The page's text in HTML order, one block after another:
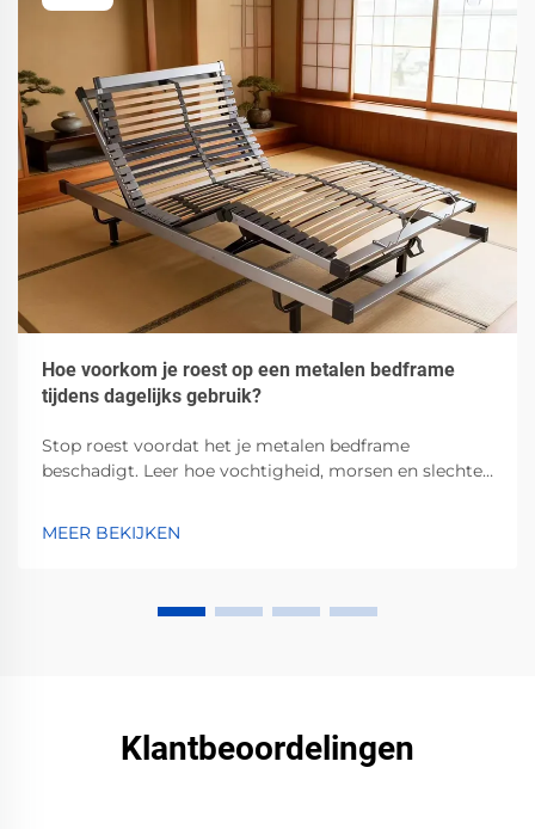
Hoe voorkom je roest op een metalen bedframe
tijdens dagelijks gebruik?
Stop roest voordat het je metalen bedframe
beschadigt. Leer hoe vochtigheid, morsen en slechte
Bescherm nu jouw investering.
MEER BEKIJKEN
Klantbeoordelingen